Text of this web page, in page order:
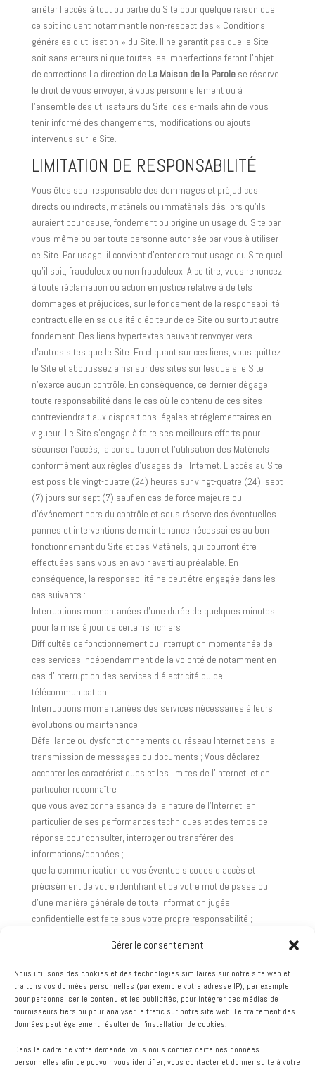
Gérer le consentement
Nous utilisons des cookies et des technologies similaires sur notre site web et
traitons vos données personnelles (par exemple votre adresse IP), par exemple
pour personnaliser le contenu et les publicités, pour intégrer des médias de
fournisseurs tiers ou pour analyser le trafic sur notre site web. Le traitement des
données peut également résulter de l'installation de cookies.
Dans le cadre de votre demande, vous nous confiez certaines données
personnelles afin de pouvoir vous identifier, vous contacter et donner suite à votre
arrêter l’accès à tout ou partie du Site pour quelque raison que
ce soit incluant notamment le non-respect des « Conditions
générales d’utilisation » du Site. Il ne garantit pas que le Site
soit sans erreurs ni que toutes les imperfections feront l’objet
de corrections La direction de La Maison de la Parolese réserve
le droit de vous envoyer, à vous personnellement ou à
l’ensemble des utilisateurs du Site, des e-mails afin de vous
tenir informé des changements, modifications ou ajouts
intervenus sur le Site.
LIMITATION DE RESPONSABILITÉ
Vous êtes seul responsable des dommages et préjudices,
directs ou indirects, matériels ou immatériels dès lors qu’ils
auraient pour cause, fondement ou origine un usage du Site par
vous-même ou par toute personne autorisée par vous à utiliser
ce Site. Par usage, il convient d’entendre tout usage du Site quel
qu’il soit, frauduleux ou non frauduleux. A ce titre, vous renoncez
à toute réclamation ou action en justice relative à de tels
dommages et préjudices, sur le fondement de la responsabilité
contractuelle en sa qualité d’éditeur de ce Site ou sur tout autre
fondement. Des liens hypertextes peuvent renvoyer vers
d’autres sites que le Site. En cliquant sur ces liens, vous quittez
le Site et aboutissez ainsi sur des sites sur lesquels le Site
n’exerce aucun contrôle. En conséquence, ce dernier dégage
toute responsabilité dans le cas où le contenu de ces sites
contreviendrait aux dispositions légales et réglementaires en
vigueur. Le Site s’engage à faire ses meilleurs efforts pour
sécuriser l’accès, la consultation et l’utilisation des Matériels
conformément aux règles d’usages de l’Internet. L’accès au Site
est possible vingt-quatre (24) heures sur vingt-quatre (24), sept
(7) jours sur sept (7) sauf en cas de force majeure ou
d’événement hors du contrôle et sous réserve des éventuelles
pannes et interventions de maintenance nécessaires au bon
fonctionnement du Site et des Matériels, qui pourront être
effectuées sans vous en avoir averti au préalable. En
conséquence, la responsabilité ne peut être engagée dans les
cas suivants :
Interruptions momentanées d’une durée de quelques minutes
pour la mise à jour de certains fichiers ;
Difficultés de fonctionnement ou interruption momentanée de
ces services indépendamment de la volonté de notamment en
cas d’interruption des services d’électricité ou de
télécommunication ;
Interruptions momentanées des services nécessaires à leurs
évolutions ou maintenance ;
Défaillance ou dysfonctionnements du réseau Internet dans la
transmission de messages ou documents ; Vous déclarez
accepter les caractéristiques et les limites de l’Internet, et en
particulier reconnaître :
que vous avez connaissance de la nature de l’Internet, en
particulier de ses performances techniques et des temps de
réponse pour consulter, interroger ou transférer des
informations/données ;
que la communication de vos éventuels codes d’accès et
précisément de votre identifiant et de votre mot de passe ou
d’une manière générale de toute information jugée
confidentielle est faite sous votre propre responsabilité ;
pour s’assurer que les caractéristiques techniques de votre
qu’il vous appartient de prendre toutes les mesures appropriées
de façon à protéger vos propres données et/ou logiciels de la
contamination par des éventuels virus circulant à travers le Site
il est précisé que le téléchargement des Matériels emporte
acceptation sans réserve desdits Matériels et des